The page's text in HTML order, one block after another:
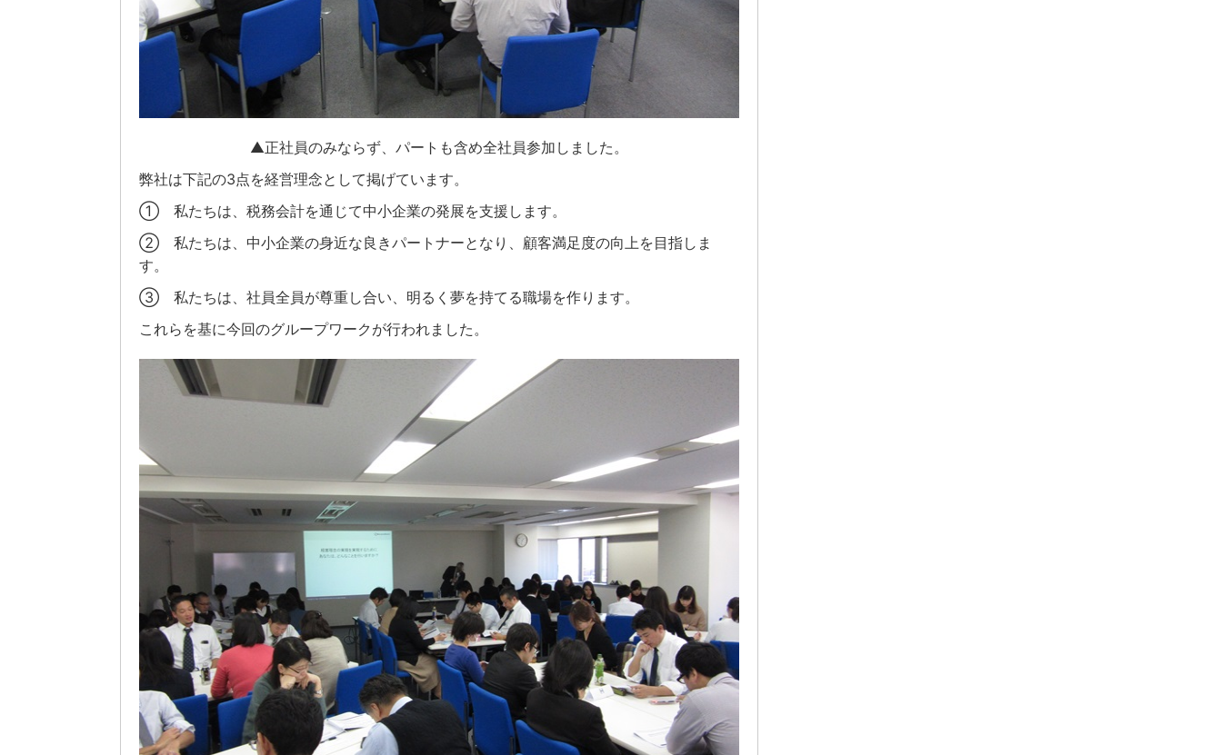
▲正社員のみならず、パートも含め全社員参加しました。
弊社は下記の3点を経営理念として掲げています。
① 私たちは、税務会計を通じて中小企業の発展を支援します。
② 私たちは、中小企業の身近な良きパートナーとなり、顧客満足度の向上を目指しま
す。
③ 私たちは、社員全員が尊重し合い、明るく夢を持てる職場を作ります。
これらを基に今回のグループワークが行われました。